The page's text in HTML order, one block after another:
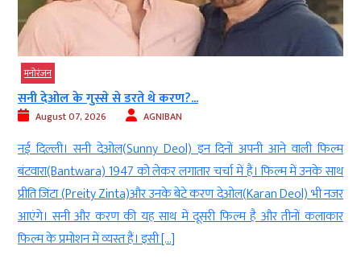
फिल्म
में उनके साथ
भी नजर
कलाकार
इमरान हाशमी की ‘आवारापन 2’ में गूंजेगी पाकिस्तानी...
August 07, 2026
डेस्क: इमरान हाशमी की अपकमिंग फिल्म ‘आवारापन 2’ को रिलीज
एक हफ्ता बचा है और इसे लेकर एक्साइटमेंट बढ़ती ही जा रही है.
फिल्म का ट्रेलर सामने आया, जो खूब तारीफें बटोर रहा है. जैसे-जैसे
करीब आ रही है, वैसे ही इसे लेकर नए-नए अपडेट्स भी सामने आ […]